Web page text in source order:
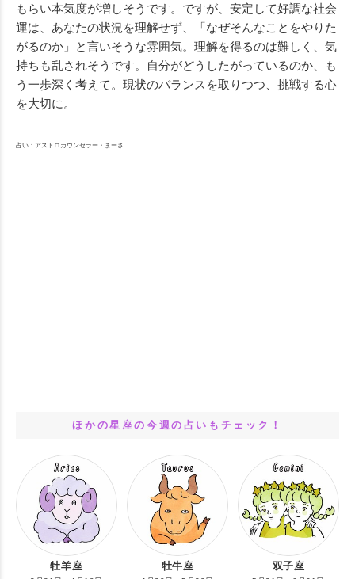
もらい本気度が増しそうです。ですが、安定して好調な社会
運は、あなたの状況を理解せず、「なぜそんなことをやりた
がるのか」と言いそうな雰囲気。理解を得るのは難しく、気
持ちも乱されそうです。自分がどうしたがっているのか、も
う一歩深く考えて。現状のバランスを取りつつ、挑戦する心
を大切に。
占い：アストロカウンセラー・まーさ
ほかの星座の今週の占いもチェック！
牡羊座 牡牛座 双子座